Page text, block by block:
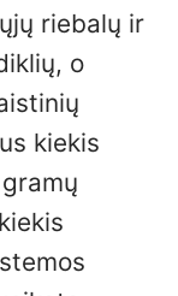
riebalų ir
o
kiekis